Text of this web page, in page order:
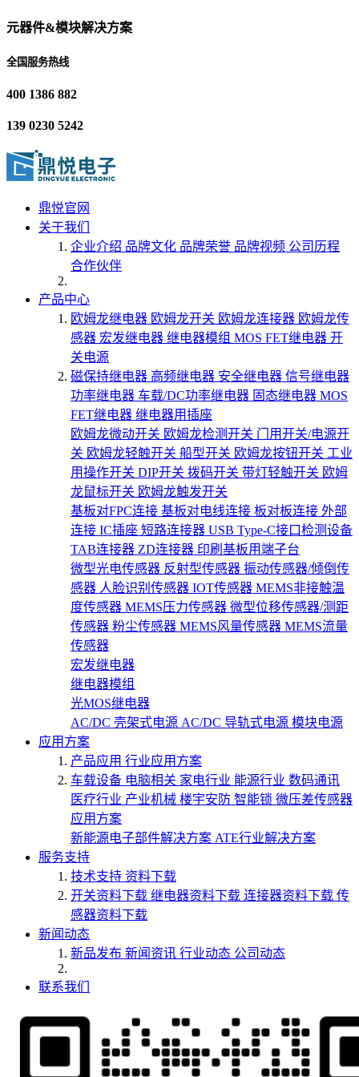
元器件&模块解决方案
全国服务热线
400 1386 882
139 0230 5242
鼎悦官网
关于我们
企业介绍 品牌文化 品牌荣誉 品牌视频 公司历程
合作伙伴
产品中心
欧姆龙继电器 欧姆龙开关 欧姆龙连接器 欧姆龙传
感器 宏发继电器 继电器模组 MOS FET继电器 开
关电源
磁保持继电器 高频继电器 安全继电器 信号继电器
功率继电器 车载/DC功率继电器 固态继电器 MOS
FET继电器 继电器用插座
欧姆龙微动开关 欧姆龙检测开关 门用开关/电源开
关 欧姆龙轻触开关 船型开关 欧姆龙按钮开关 工业
用操作开关 DIP开关 拨码开关 带灯轻触开关 欧姆
龙鼠标开关 欧姆龙触发开关
基板对FPC连接 基板对电线连接 板对板连接 外部
连接 IC插座 短路连接器 USB Type-C接口检测设备
TAB连接器 ZD连接器 印刷基板用端子台
微型光电传感器 反射型传感器 振动传感器/倾倒传
感器 人脸识别传感器 IOT传感器 MEMS非接触温
度传感器 MEMS压力传感器 微型位移传感器/测距
传感器 粉尘传感器 MEMS风量传感器 MEMS流量
传感器
宏发继电器
继电器模组
光MOS继电器
AC/DC 壳架式电源 AC/DC 导轨式电源 模块电源
应用方案
产品应用 行业应用方案
车载设备 电脑相关 家电行业 能源行业 数码通讯
医疗行业 产业机械 楼宇安防 智能锁 微压差传感器
应用方案
新能源电子部件解决方案 ATE行业解决方案
服务支持
技术支持 资料下载
开关资料下载 继电器资料下载 连接器资料下载 传
感器资料下载
新闻动态
新品发布 新闻资讯 行业动态 公司动态
联系我们